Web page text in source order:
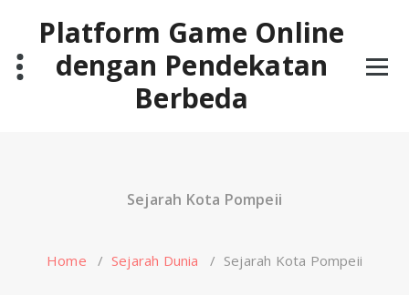
contentPlatform Game Online
dengan Pendekatan
Berbeda
Sejarah Kota Pompeii
Home /Sejarah Dunia / Sejarah Kota Pompeii